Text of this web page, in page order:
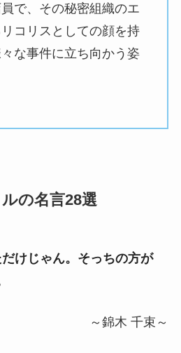
で、その秘密組織のエ
コリスとしての顔を持
な事件に立ち向かう姿
の名言28選
けじゃん。そっちの方が
～錦木 千束～